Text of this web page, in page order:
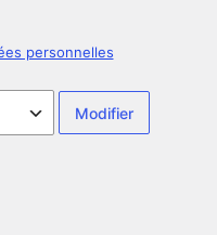
personnelles